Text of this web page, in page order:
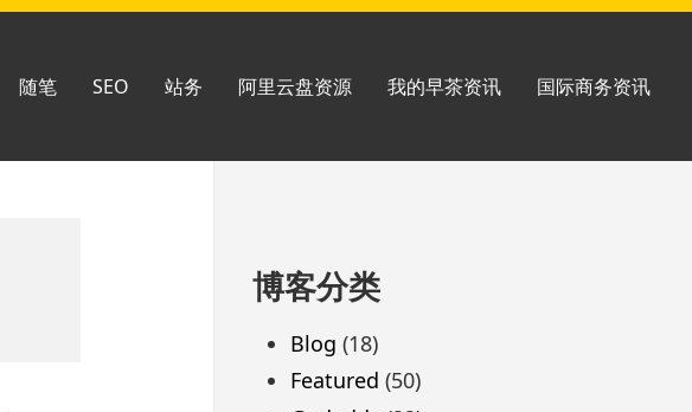
随笔 SEO 站务 阿里云盘资源 我的早茶资讯 国际商务资讯
至
脚
博客分类
Blog (18)
Featured (50)